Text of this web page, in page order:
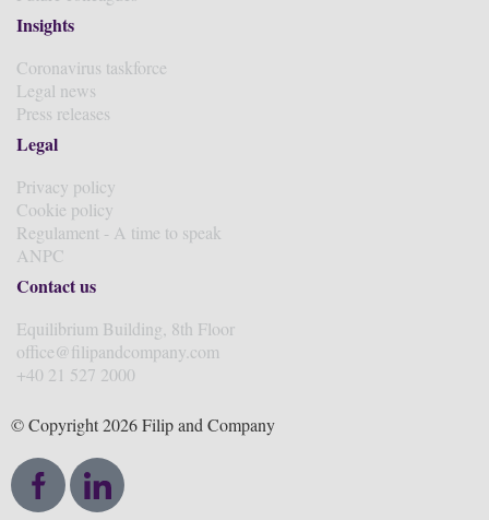
Insights
Coronavirus taskforce
Legal news
Press releases
Legal
Privacy policy
Cookie policy
Regulament - A time to speak
ANPC
Contact us
Equilibrium Building, 8th Floor
office@filipandcompany.com
+40 21 527 2000
© Copyright 2026 Filip and Company